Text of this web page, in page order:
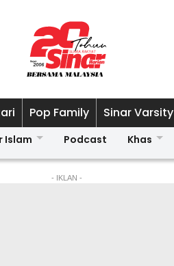
Pop Family Sinar Varsity
Islam Podcast Khas
- IKLAN -